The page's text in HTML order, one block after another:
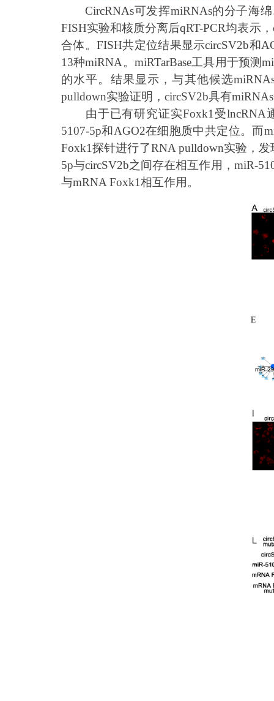
CircRNAs可发挥miRNAs的分子海
FISH实验和核质分离后qRT-PCR均表示
合体。FISH共定位结果显示circSV2b和
13种miRNA。miRTarBase工具用于预
的水平。结果显示，与其他候选
pulldown实验证明，circSV2b具有
由于已有研究证实Foxk1受lncRNA
5107-5p和AGO2在细胞质中共定位。而
Foxk1探针进行了RNA pulldown实验，
5p与circSV2b之间存在相互作用，miR-
与mRNA Foxk1相互作用。